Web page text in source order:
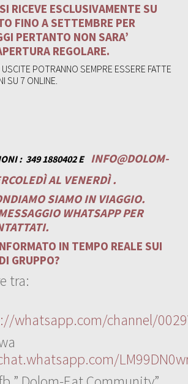
RICEVE ESCLUSIVAMENTE SU
FINO A SETTEMBRE PER
PERTANTO NON SARA’
REGOLARE.
POTRANNO SEMPRE ESSERE FATTE
SU 7 ONLINE.
: 349 1880402 E INFO@DOLOM-
AL VENERDÌ .
SIAMO IN VIAGGIO.
WHATSAPP PER
IN TEMPO REALE SUI
GRUPPO?
tra:
whatsapp.com/channel/